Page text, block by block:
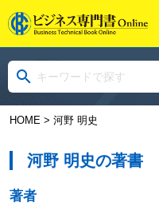
HOME> 河野 明史
河野 明史の著書
著者